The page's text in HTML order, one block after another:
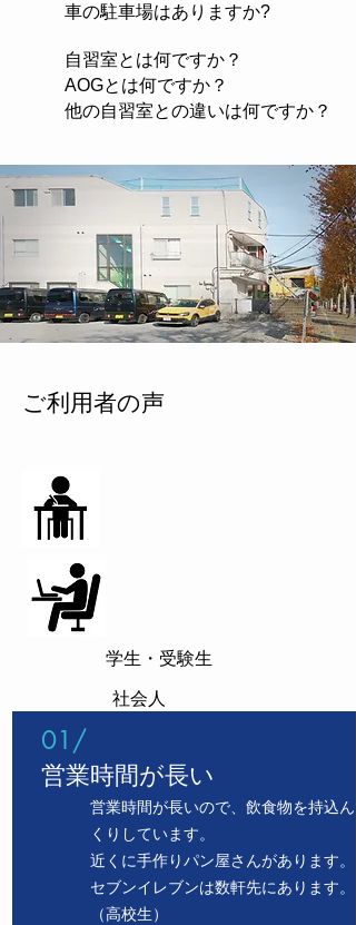
車の駐車場はありますか?
自習室とは何ですか？
AOGとは何ですか？
他の自習室との違いは何ですか？
ご利用者の声
​学生・受験生
社会人
01/
営業時間が長い
営業時間が長いので、飲食物を持込ん
くりしています。
近くに手作りパン屋さんがあります。
セブンイレブンは数軒先にあります。
（高校生）